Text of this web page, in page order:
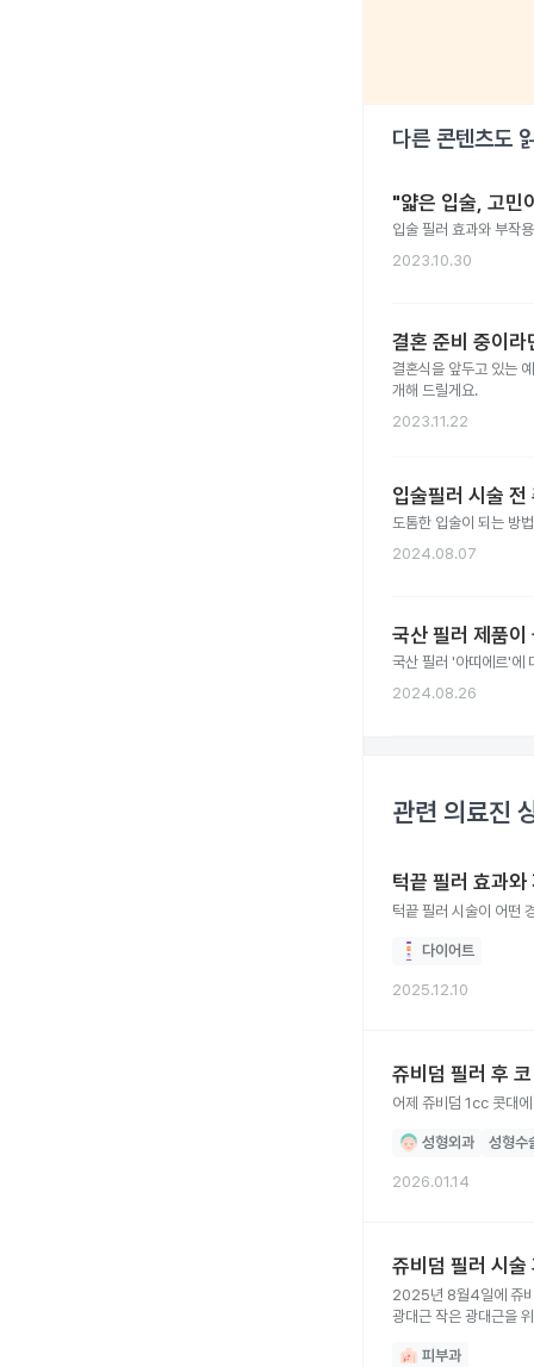
다른 콘텐츠도
"얇은 입술, 고민
입술 필러 효과와 부작
2023.10.30
결혼 준비 중이
결혼식을 앞두고 있는
개해 드릴게요.
2023.11.22
입술필러 시술
도톰한 입술이 되는 방
2024.08.07
국산 필러 제품
국산 필러 '아띠에르'에
2024.08.26
관련 의료진
턱끝 필러 효과
다이어트
2025.12.10
쥬비덤 필러 후
어제 쥬비덤 1cc 콧대
성형외과 성형수
2026.01.14
쥬비덤 필러 시
2025년 8월4일에 쥬
광대근 작은 광대근을
피부과